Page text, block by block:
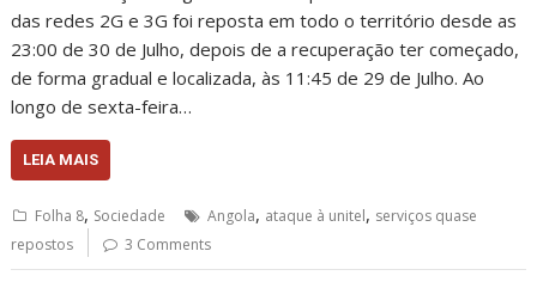
das redes 2G e 3G foi reposta em todo o território desde as
23:00 de 30 de Julho, depois de a recuperação ter começado,
de forma gradual e localizada, às 11:45 de 29 de Julho. Ao
longo de sexta-feira…
LEIA MAIS
Folha 8, Sociedade Angola, ataque à unitel, serviços quase
repostos
3 Comments